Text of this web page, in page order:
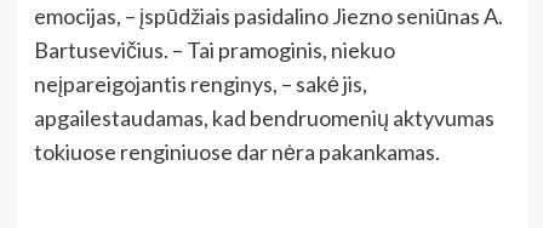
emocijas, – įspūdžiais pasidalino Jiezno seniūnas A.
Bartusevičius. – Tai pramoginis, niekuo
neįpareigojantis renginys, – sakė jis,
apgailestaudamas, kad bendruomenių aktyvumas
tokiuose renginiuose dar nėra pakankamas.